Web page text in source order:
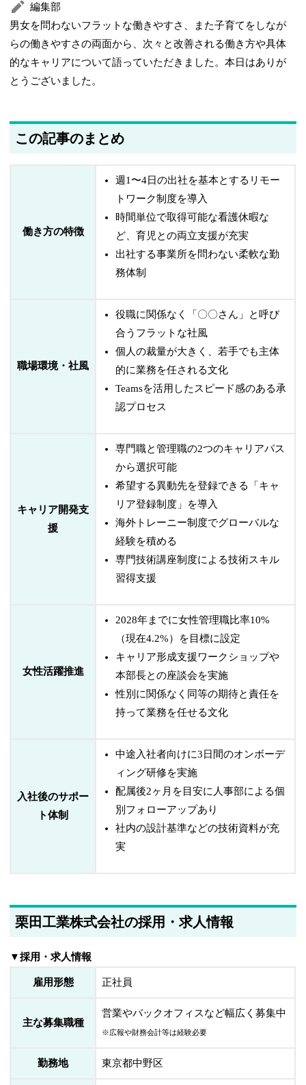
編集部
男女を問わないフラットな働きやすさ、また子育てをしなが
らの働きやすさの両面から、次々と改善される働き方や具体
的なキャリアについて語っていただきました。本日はありが
とうございました。
この記事のまとめ
働き方の特徴
週1〜4日の出社を基本とするリモー
トワーク制度を導入
時間単位で取得可能な看護休暇な
ど、育児との両立支援が充実
出社する事業所を問わない柔軟な勤
務体制
職場環境・社風
役職に関係なく「〇〇さん」と呼び
合うフラットな社風
個人の裁量が大きく、若手でも主体
的に業務を任される文化
Teamsを活用したスピード感のある承
認プロセス
キャリア開発支
援
専門職と管理職の2つのキャリアパス
から選択可能
希望する異動先を登録できる「キャ
リア登録制度」を導入
海外トレーニー制度でグローバルな
経験を積める
専門技術講座制度による技術スキル
習得支援
女性活躍推進
2028年までに女性管理職比率10%
（現在4.2%）を目標に設定
キャリア形成支援ワークショップや
本部長との座談会を実施
性別に関係なく同等の期待と責任を
持って業務を任せる文化
入社後のサポー
ト体制
中途入社者向けに3日間のオンボーデ
ィング研修を実施
配属後2ヶ月を目安に人事部による個
別フォローアップあり
社内の設計基準などの技術資料が充
実
栗田工業株式会社の採用・求人情報
▼採用・求人情報
雇用形態 正社員
主な募集職種
営業やバックオフィスなど幅広く募集中
※広報や財務会計等は経験必要
勤務地 東京都中野区